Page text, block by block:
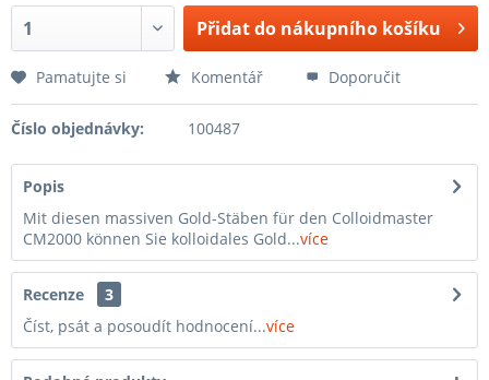
Přidat do nákupního košíku
Pamatujte si Komentář Doporučit
Číslo objednávky: 100487
Popis
Mit diesen massiven Gold-Stäben für den Colloidmaster
CM2000 können Sie kolloidales Gold...více
Recenze
3
Číst, psát a posoudít hodnocení...více